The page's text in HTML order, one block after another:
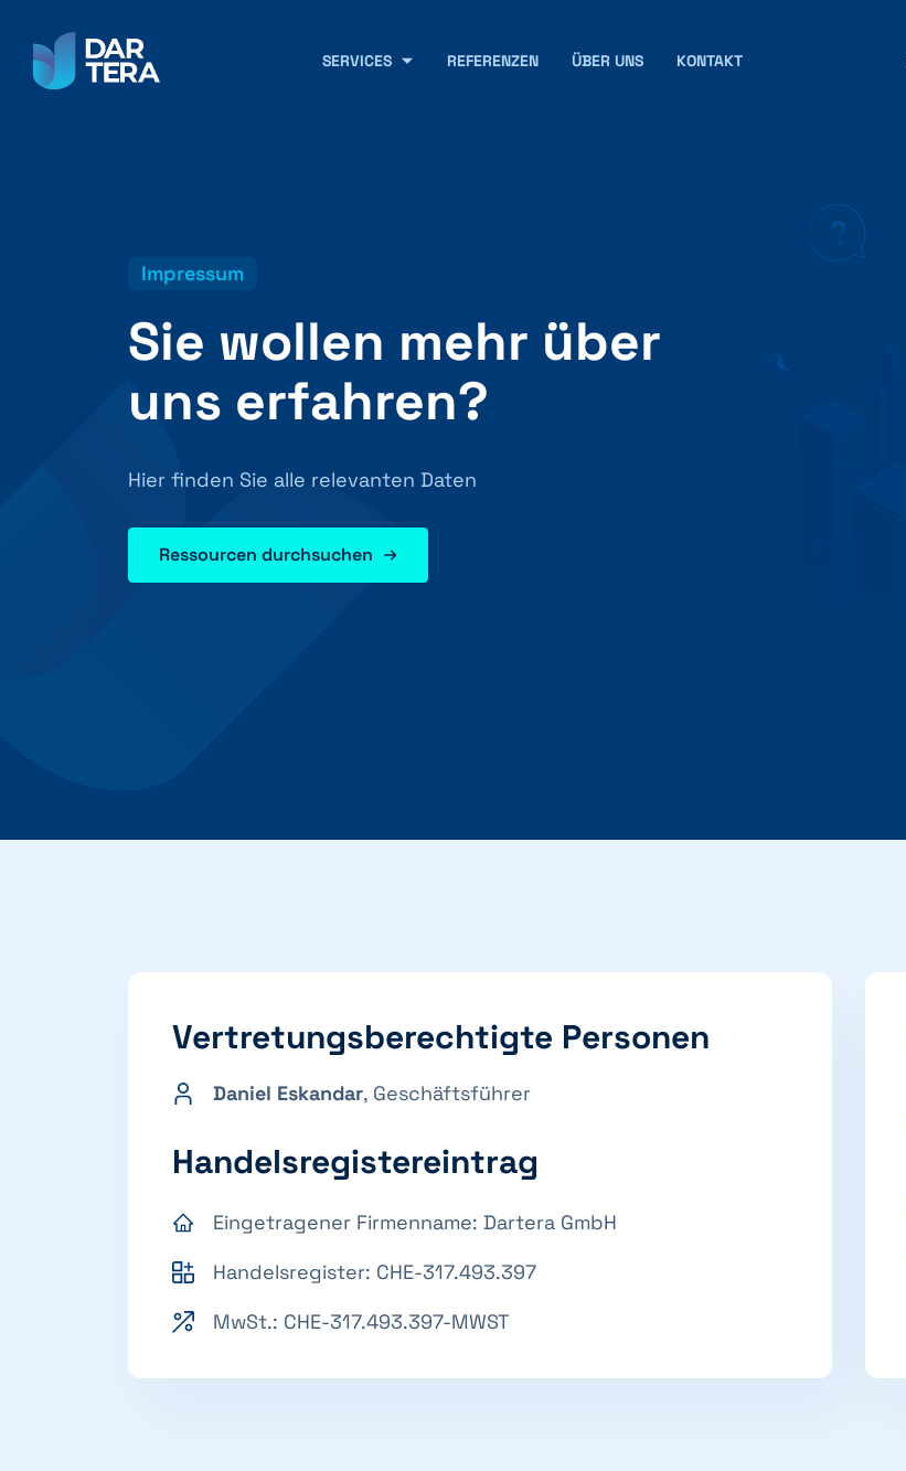
SERVICES REFERENZEN ÜBER UNS KONTAKT
Impressum
Sie wollen mehr über
uns erfahren?
Hier finden Sie alle relevanten Daten
Ressourcen durchsuchen
Vertretungsberechtigte Personen
Daniel Eskandar, Geschäftsführer
Handelsregistereintrag
Eingetragener Firmenname: Dartera GmbH
Handelsregister: CHE-317.493.397
MwSt.: CHE-317.493.397-MWST